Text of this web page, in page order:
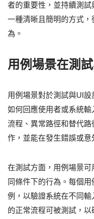
者的重要性，並持續測
一種清晰且簡明的方式
為。
用例場景在測
用例場景對於測試與UI
如何回應使用者或系統
流程、異常路徑和替代
作，並能在發生錯誤或意
在測試方面，用例場景
同條件下的行為。每個
例，以驗證系統在不同
的正常流程可被測試，